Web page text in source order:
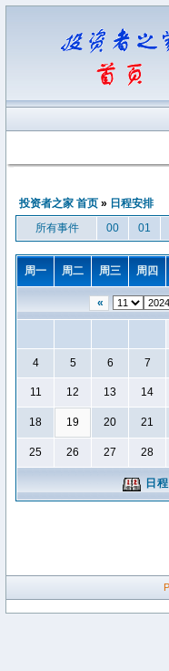
投资者之家 首页 » 日程安排
所有事件
00 01
周一 周二 周三 周四
«
4 5 6 7
11 12 13 14
18 19 20 21
25 26 27 28
日